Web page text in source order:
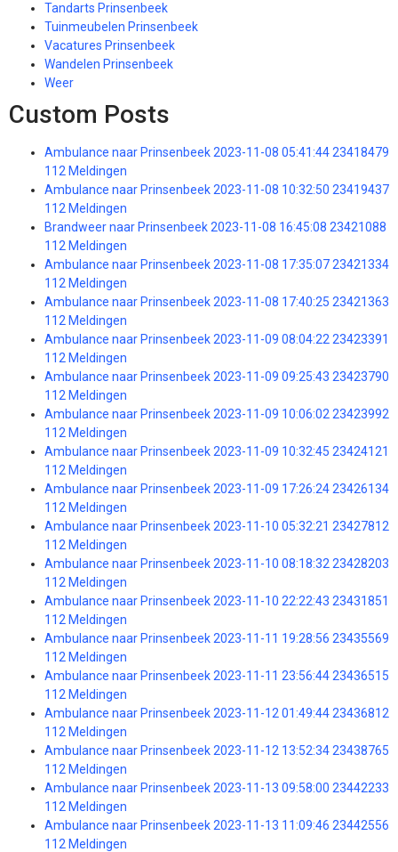
Tandarts Prinsenbeek
Tuinmeubelen Prinsenbeek
Vacatures Prinsenbeek
Wandelen Prinsenbeek
Weer
Custom Posts
Ambulance naar Prinsenbeek 2023-11-08 05:41:44 23418479
112 Meldingen
Ambulance naar Prinsenbeek 2023-11-08 10:32:50 23419437
112 Meldingen
Brandweer naar Prinsenbeek 2023-11-08 16:45:08 23421088
112 Meldingen
Ambulance naar Prinsenbeek 2023-11-08 17:35:07 23421334
112 Meldingen
Ambulance naar Prinsenbeek 2023-11-08 17:40:25 23421363
112 Meldingen
Ambulance naar Prinsenbeek 2023-11-09 08:04:22 23423391
112 Meldingen
Ambulance naar Prinsenbeek 2023-11-09 09:25:43 23423790
112 Meldingen
Ambulance naar Prinsenbeek 2023-11-09 10:06:02 23423992
112 Meldingen
Ambulance naar Prinsenbeek 2023-11-09 10:32:45 23424121
112 Meldingen
Ambulance naar Prinsenbeek 2023-11-09 17:26:24 23426134
112 Meldingen
Ambulance naar Prinsenbeek 2023-11-10 05:32:21 23427812
112 Meldingen
Ambulance naar Prinsenbeek 2023-11-10 08:18:32 23428203
112 Meldingen
Ambulance naar Prinsenbeek 2023-11-10 22:22:43 23431851
112 Meldingen
Ambulance naar Prinsenbeek 2023-11-11 19:28:56 23435569
112 Meldingen
Ambulance naar Prinsenbeek 2023-11-11 23:56:44 23436515
112 Meldingen
Ambulance naar Prinsenbeek 2023-11-12 01:49:44 23436812
112 Meldingen
Ambulance naar Prinsenbeek 2023-11-12 13:52:34 23438765
112 Meldingen
Ambulance naar Prinsenbeek 2023-11-13 09:58:00 23442233
112 Meldingen
Ambulance naar Prinsenbeek 2023-11-13 11:09:46 23442556
112 Meldingen